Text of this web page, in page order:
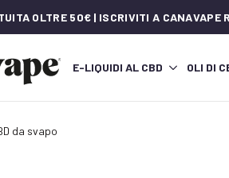
OLTRE 50€ | ISCRIVITI A CANAVAPE
E-LIQUIDI AL CBD OLI DI
da svapo